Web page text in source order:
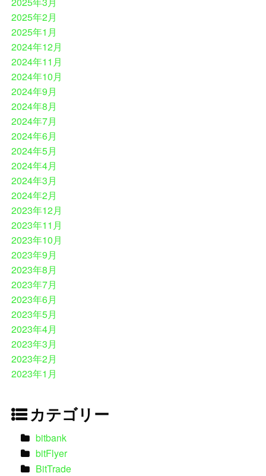
2025年2月
2025年1月
2024年12月
2024年11月
2024年10月
2024年9月
2024年8月
2024年7月
2024年6月
2024年5月
2024年4月
2024年3月
2024年2月
2023年12月
2023年11月
2023年10月
2023年9月
2023年8月
2023年7月
2023年6月
2023年5月
2023年4月
2023年3月
2023年2月
2023年1月
カテゴリー
bitbank
bitFlyer
BitTrade